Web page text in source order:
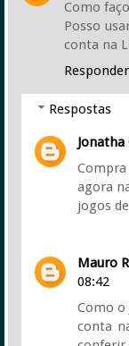
Como
Posso
conta na
Responder
Respostas
Jonatha
agora
jogos
Mauro
08:42
Como
conta